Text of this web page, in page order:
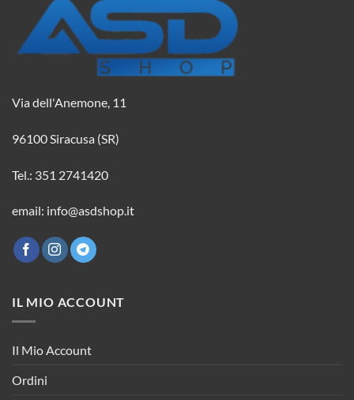
Via dell'Anemone, 11
96100 Siracusa (SR)
Tel.: 351 2741420
email: info@asdshop.it
IL MIO ACCOUNT
Il Mio Account
Ordini